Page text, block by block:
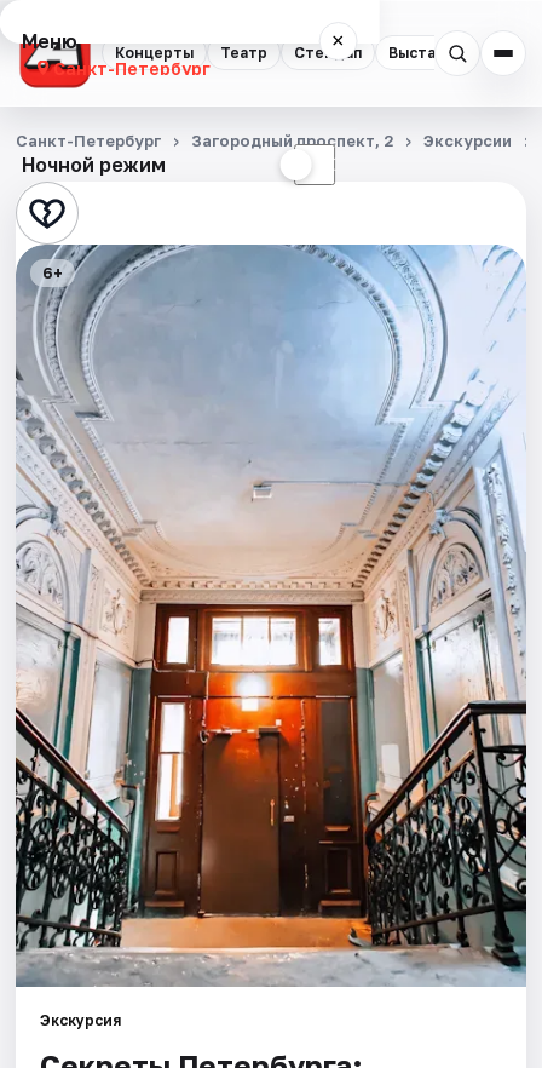
Концерты Театр Стендап Выставки
Меню ×
Санкт-Петербург
Концерты
Театр
Стендап
Выставки
Квесты
Экскурсии
Спорт
События
Города
Площадки
Артисты
Рейтинги
Ночной режим ☾
Санкт-Петербург Загородный проспект, 2 Экскурсии
6+
Экскурсия